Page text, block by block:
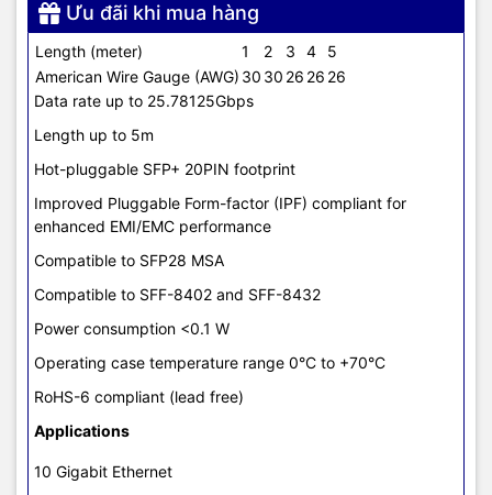
Ưu đãi khi mua hàng
Length (meter) 1 2 3 4
5
American Wire Gauge (AWG) 30 30 26 26 26
Data rate up to 25.78125Gbps
Length up to 5m
Hot-pluggable SFP+ 20PIN footprint
Improved Pluggable Form-factor (IPF) compliant for
enhanced EMI/EMC performance
Compatible to SFP28 MSA
Compatible to SFF-8402 and SFF-8432
Power consumption <0.1 W
Operating case temperature range 0°C to +70°C
RoHS-6 compliant (lead free)
Applications
10 Gigabit Ethernet